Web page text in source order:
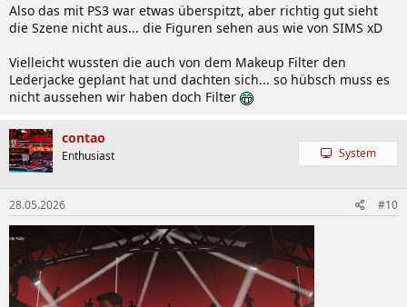
Also das mit PS3 war etwas überspitzt, aber richtig gut sieht
die Szene nicht aus... die Figuren sehen aus wie von SIMS xD
Vielleicht wussten die auch von dem Makeup Filter den
Lederjacke geplant hat und dachten sich... so hübsch muss es
nicht aussehen wir haben doch Filter
contao
Enthusiast System
28.05.2026 #10